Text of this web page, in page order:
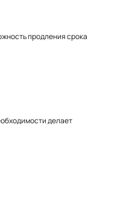
продления срока
делает